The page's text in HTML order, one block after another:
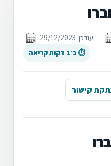
עודכן: 29/12/2023
⏱ כ־1 דקות קריאה
קישור